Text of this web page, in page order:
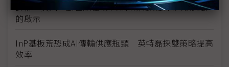
評析：美國「創世紀任務」AI科研戰略對台灣供應鏈
的啟示
InP基板荒恐成AI傳輸供應瓶頸 英特磊採雙策略提高
效率